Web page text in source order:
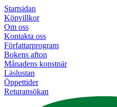
Startsidan
Köpvillkor
Om oss
Kontakta oss
Författarprogram
Bokens afton
Månadens konstnär
Läslustan
Öppettider
Returansökan